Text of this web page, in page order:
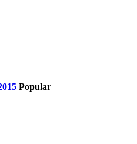
Popular